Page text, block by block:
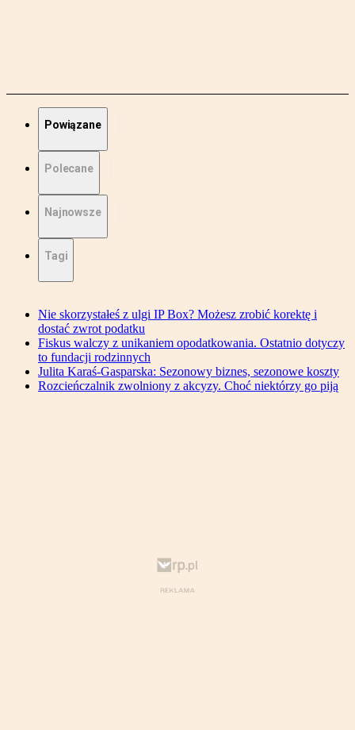
Powiązane
Polecane
Najnowsze
Tagi
Nie skorzystałeś z ulgi IP Box? Możesz zrobić korektę i
dostać zwrot podatku
Fiskus walczy z unikaniem opodatkowania. Ostatnio dotyczy
to fundacji rodzinnych
Julita Karaś-Gasparska: Sezonowy biznes, sezonowe koszty
Rozcieńczalnik zwolniony z akcyzy. Choć niektórzy go piją